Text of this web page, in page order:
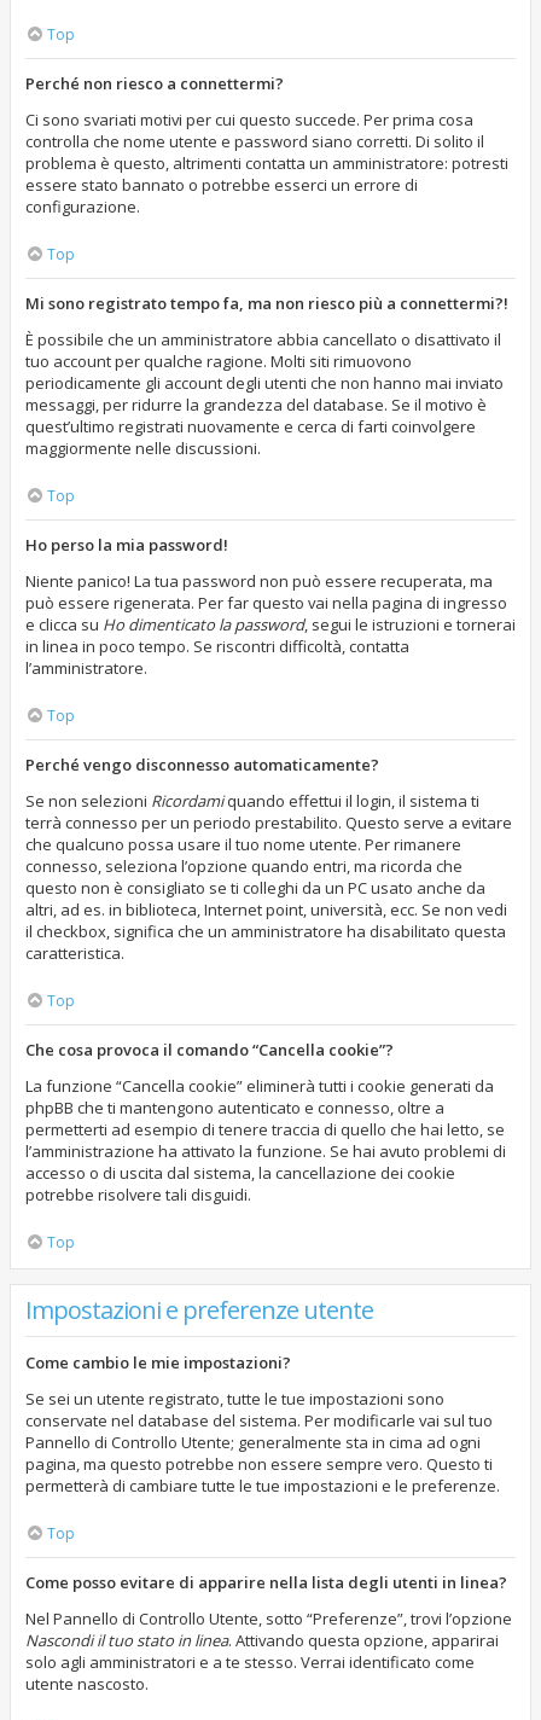
Top
Perché non riesco a connettermi?
Ci sono svariati motivi per cui questo succede. Per prima cosa
controlla che nome utente e password siano corretti. Di solito il
problema è questo, altrimenti contatta un amministratore: potresti
essere stato bannato o potrebbe esserci un errore di
configurazione.
Top
Mi sono registrato tempo fa, ma non riesco più a connettermi?!
È possibile che un amministratore abbia cancellato o disattivato il
tuo account per qualche ragione. Molti siti rimuovono
periodicamente gli account degli utenti che non hanno mai inviato
messaggi, per ridurre la grandezza del database. Se il motivo è
quest’ultimo registrati nuovamente e cerca di farti coinvolgere
maggiormente nelle discussioni.
Top
Ho perso la mia password!
Niente panico! La tua password non può essere recuperata, ma
può essere rigenerata. Per far questo vai nella pagina di ingresso
e clicca su Ho dimenticato la password, segui le istruzioni e tornerai
in linea in poco tempo. Se riscontri difficoltà, contatta
l’amministratore.
Top
Perché vengo disconnesso automaticamente?
Se non selezioni Ricordamiquando effettui il login, il sistema ti
terrà connesso per un periodo prestabilito. Questo serve a evitare
che qualcuno possa usare il tuo nome utente. Per rimanere
connesso, seleziona l’opzione quando entri, ma ricorda che
questo non è consigliato se ti colleghi da un PC usato anche da
altri, ad es. in biblioteca, Internet point, università, ecc. Se non vedi
il checkbox, significa che un amministratore ha disabilitato questa
caratteristica.
Top
Che cosa provoca il comando “Cancella cookie”?
La funzione “Cancella cookie” eliminerà tutti i cookie generati da
phpBB che ti mantengono autenticato e connesso, oltre a
permetterti ad esempio di tenere traccia di quello che hai letto, se
l’amministrazione ha attivato la funzione. Se hai avuto problemi di
accesso o di uscita dal sistema, la cancellazione dei cookie
potrebbe risolvere tali disguidi.
Top
Impostazioni e preferenze utente
Come cambio le mie impostazioni?
Se sei un utente registrato, tutte le tue impostazioni sono
conservate nel database del sistema. Per modificarle vai sul tuo
Pannello di Controllo Utente; generalmente sta in cima ad ogni
pagina, ma questo potrebbe non essere sempre vero. Questo ti
permetterà di cambiare tutte le tue impostazioni e le preferenze.
Top
Come posso evitare di apparire nella lista degli utenti in linea?
Nel Pannello di Controllo Utente, sotto “Preferenze”, trovi l’opzione
Nascondi il tuo stato in linea. Attivando questa opzione, apparirai
solo agli amministratori e a te stesso. Verrai identificato come
utente nascosto.